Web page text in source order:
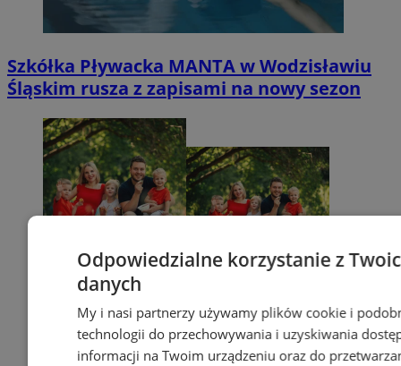
Szkółka Pływacka MANTA w Wodzisławiu
Śląskim rusza z zapisami na nowy sezon
Odpowiedzialne korzystanie z
danych
My i nasi partnerzy używamy plików cookie i
technologii do przechowywania i uzyskiwania
informacji na Twoim urządzeniu oraz do